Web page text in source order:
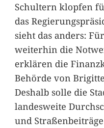
Schultern klopfen
das
sieht das anders:
weiterhin die
erklären die
Behörde von
Deshalb solle die
landesweite
und